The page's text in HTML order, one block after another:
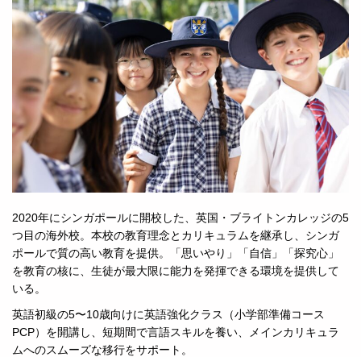
2020年にシンガポールに開校した、英国・ブライトンカレッジの5
つ目の海外校。本校の教育理念とカリキュラムを継承し、シンガ
ポールで質の高い教育を提供。「思いやり」「自信」「探究心」
を教育の核に、生徒が最大限に能力を発揮できる環境を提供して
いる。
英語初級の5〜10歳向けに英語強化クラス（小学部準備コース
PCP）を開講し、短期間で言語スキルを養い、メインカリキュラ
ムへのスムーズな移行をサポート。